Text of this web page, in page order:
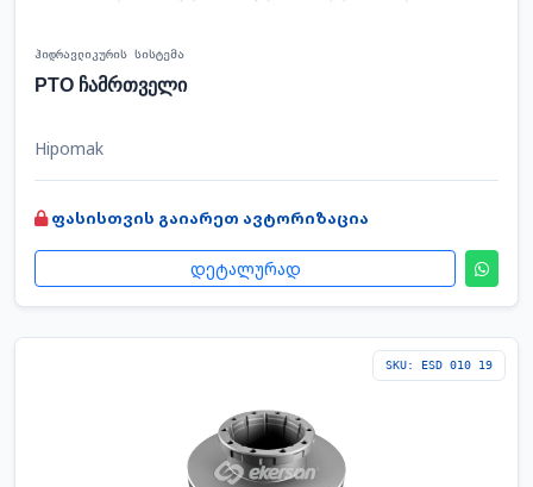
ჰიდრავლიკურის სისტემა
PTO ჩამრთველი
Hipomak
ფასისთვის გაიარეთ ავტორიზაცია
დეტალურად
SKU: ESD 010 19